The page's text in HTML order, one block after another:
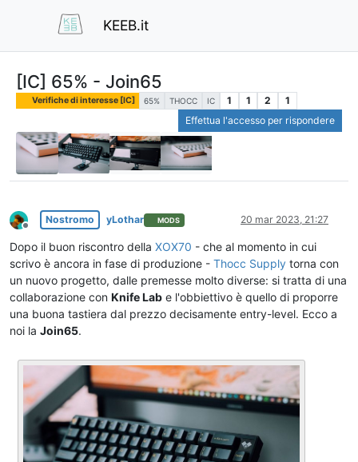
KEEB.it
[IC] 65% - Join65
Verifiche di interesse [IC] 65% THOCC IC 1 1 2
1
Effettua l'accesso per rispondere
Non in linea
Nostromo yLothar MODS 20 mar 2023, 21:27
Dopo il buon riscontro della XOX70 - che al momento in cui
scrivo è ancora in fase di produzione - Thocc Supply torna con
un nuovo progetto, dalle premesse molto diverse: si tratta di una
collaborazione con Knife Lab e l'obbiettivo è quello di proporre
una buona tastiera dal prezzo decisamente entry-level. Ecco a
noi la Join65.